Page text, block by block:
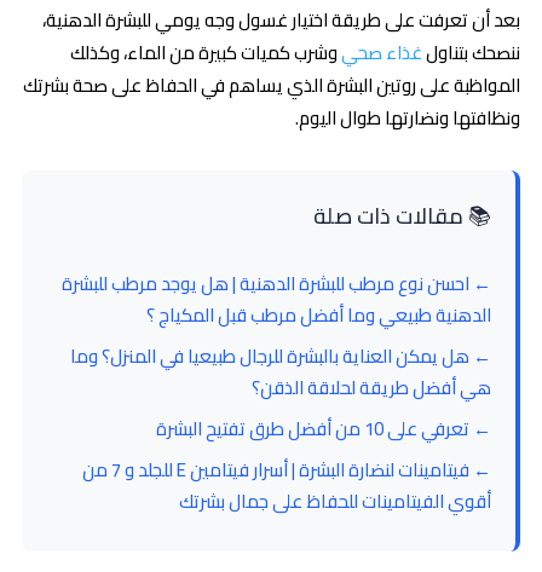
بعد أن تعرفت على طريقة اختيار غسول وجه يومي للبشرة الدهنية،
ننصحك بتناولغذاء صحيوشرب كميات كبيرة من الماء، وكذلك
المواظبة على روتين البشرة الذي يساهم في الحفاظ على صحة بشرتك
ونظافتها ونضارتها طوال اليوم.
📚 مقالات ذات صلة
← احسن نوع مرطب للبشرة الدهنية | هل يوجد مرطب للبشرة
الدهنية طبيعي وما أفضل مرطب قبل المكياج ؟
← هل يمكن العناية بالبشرة للرجال طبيعيا في المنزل؟ وما
هي أفضل طريقة لحلاقة الذقن؟
← تعرفي على 10 من أفضل طرق تفتيح البشرة
← فيتامينات لنضارة البشرة | أسرار فيتامين E للجلد و 7 من
أقوي الفيتامينات للحفاظ على جمال بشرتك